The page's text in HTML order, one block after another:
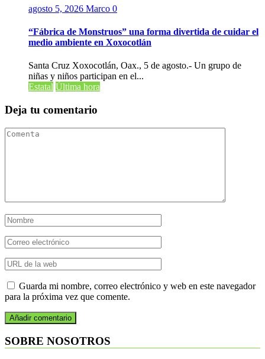
agosto 5, 2026 Marco 0
“Fábrica de Monstruos” una forma divertida de cuidar el
medio ambiente en Xoxocotlán
Santa Cruz Xoxocotlán, Oax., 5 de agosto.- Un grupo de
niñas y niños participan en el...
Estatal Última hora
Deja tu comentario
Guarda mi nombre, correo electrónico y web en este navegador
para la próxima vez que comente.
SOBRE NOSOTROS